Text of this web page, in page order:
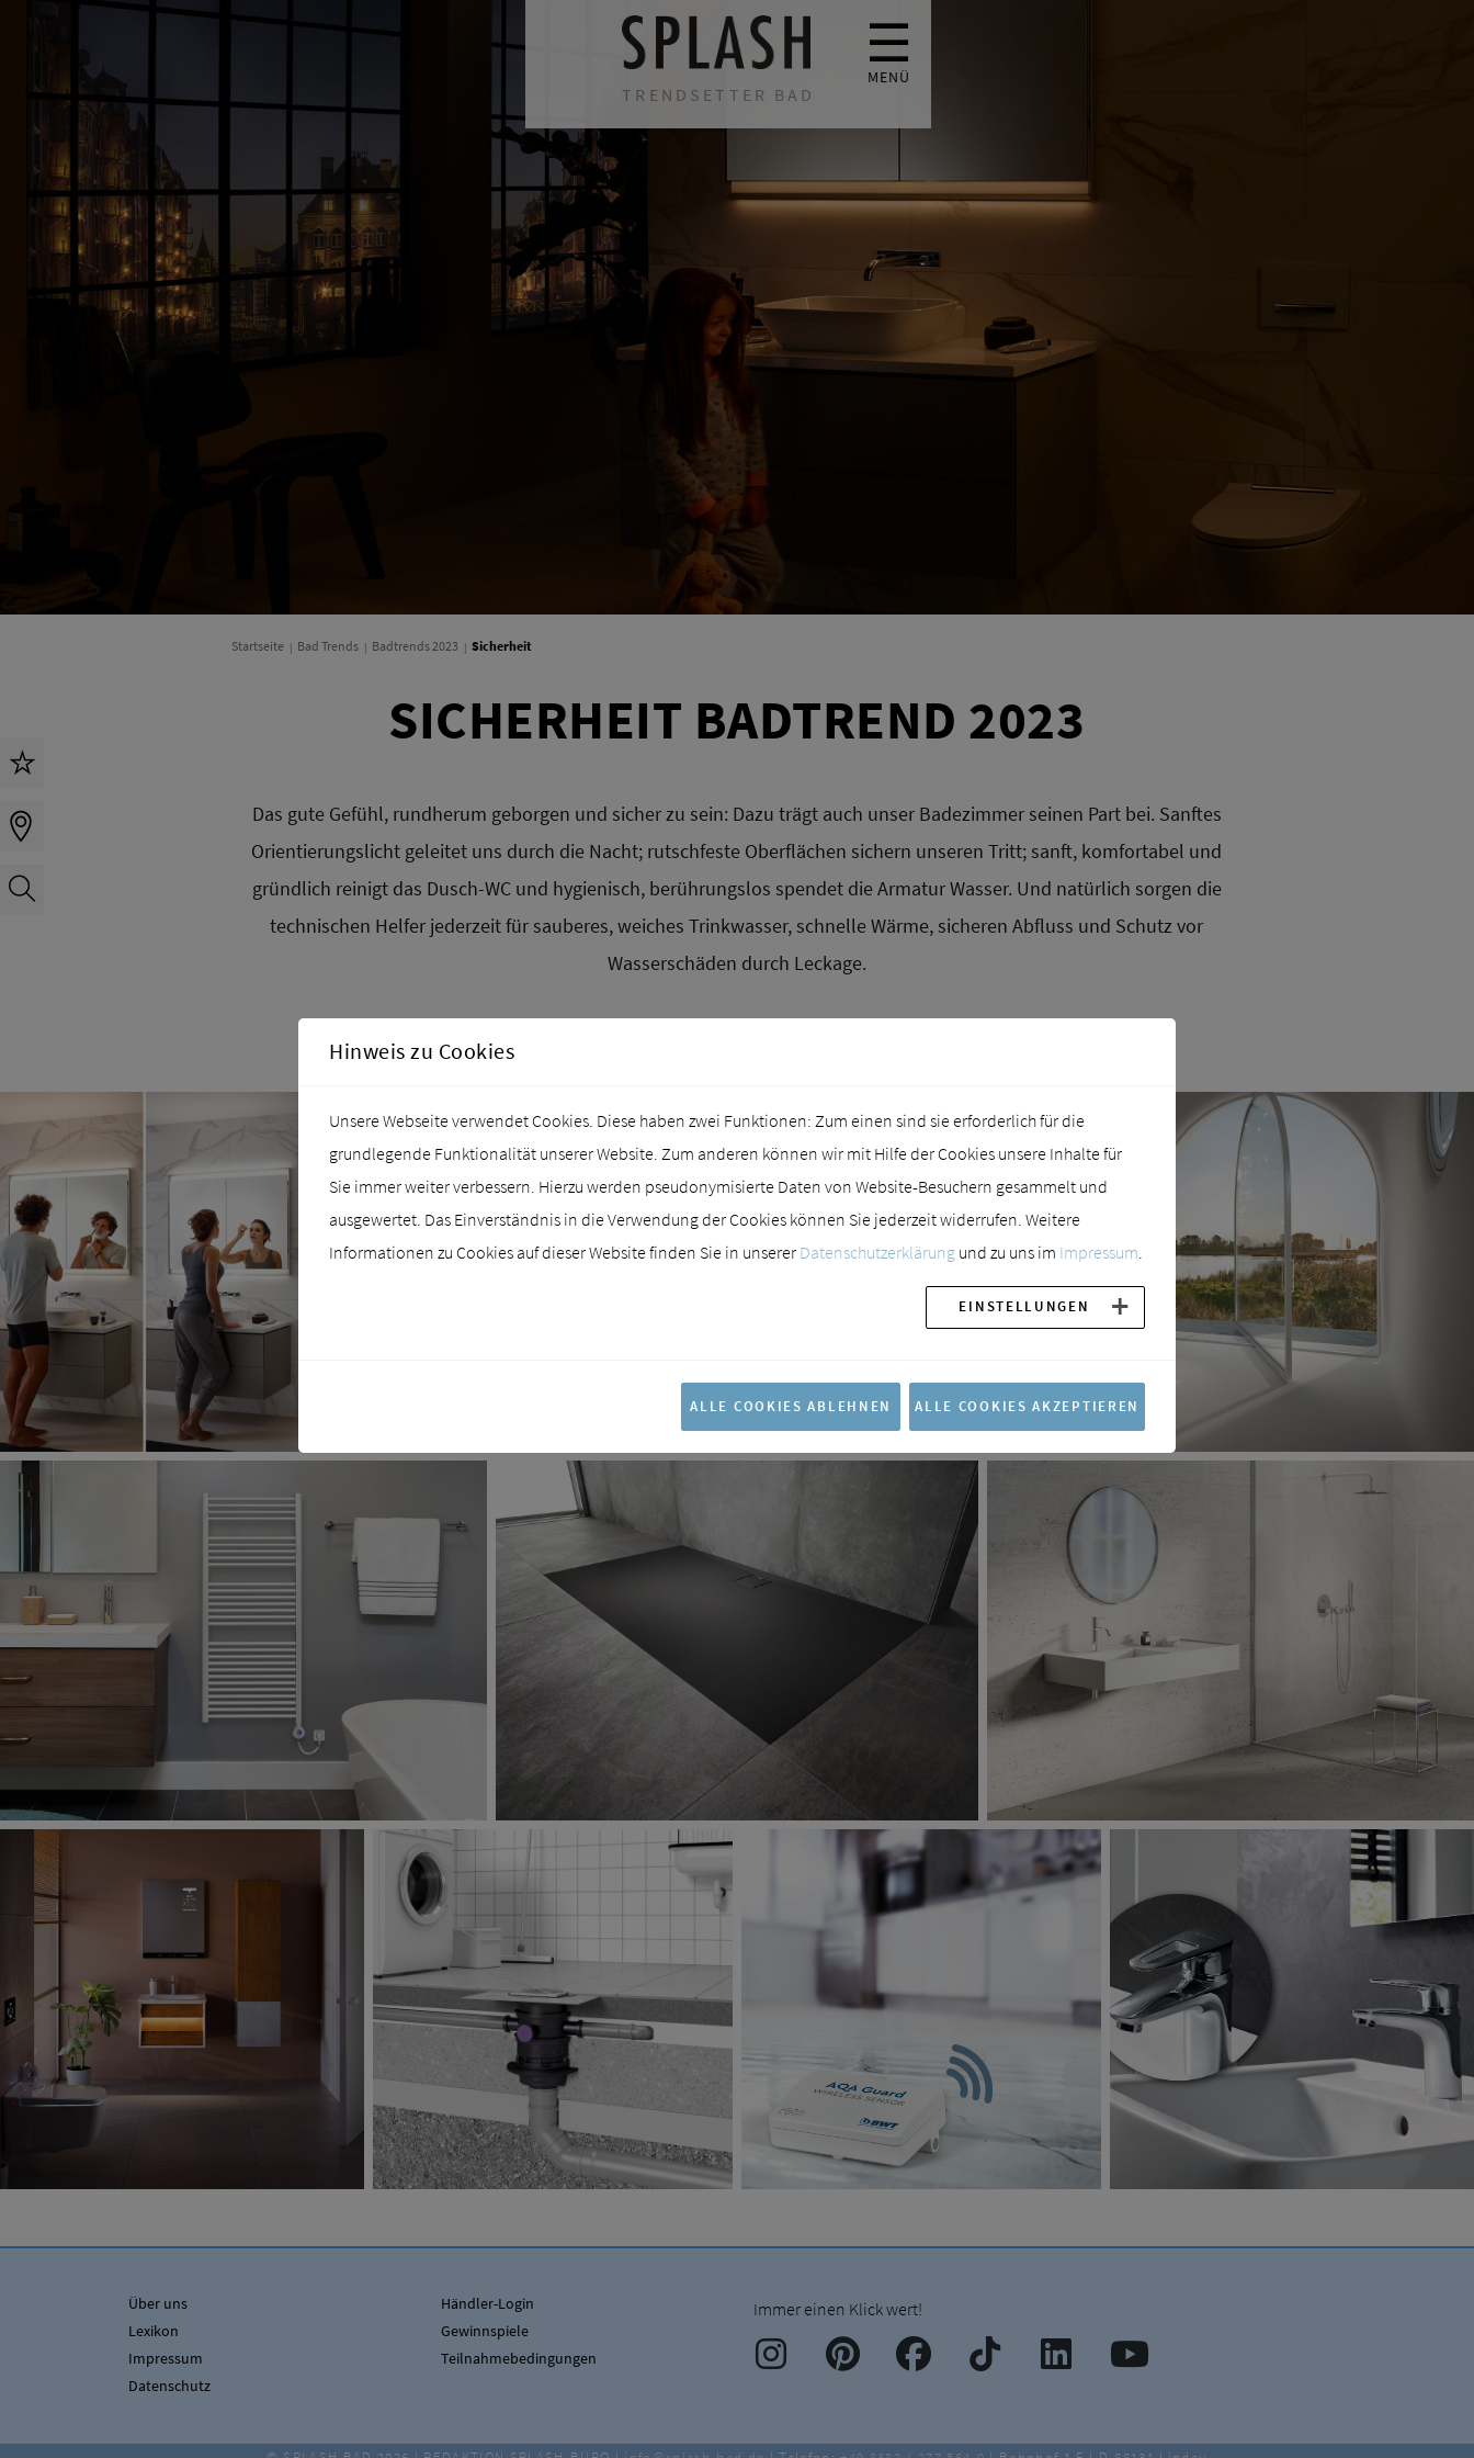
TRENDSETTER BAD
☰
MENÜ
Startseite Bad Trends Badtrends 2023 Sicherheit
SICHERHEIT BADTREND 2023
Das gute Gefühl, rundherum geborgen und sicher zu sein: Dazu trägt auch unser Badezimmer seinen Part bei. Sanftes
Orientierungslicht geleitet uns durch die Nacht; rutschfeste Oberflächen sichern unseren Tritt; sanft, komfortabel und
gründlich reinigt das Dusch-WC und hygienisch, berührungslos spendet die Armatur Wasser. Und natürlich sorgen die
technischen Helfer jederzeit für sauberes, weiches Trinkwasser, schnelle Wärme, sicheren Abfluss und Schutz vor
Wasserschäden durch Leckage.
Über uns
Lexikon
Impressum
Datenschutz
Händler-Login
Gewinnspiele
Teilnahmebedingungen
Immer einen Klick wert!
Hinweis zu Cookies
Unsere Webseite verwendet Cookies. Diese haben zwei Funktionen: Zum einen sind sie erforderlich für die
grundlegende Funktionalität unserer Website. Zum anderen können wir mit Hilfe der Cookies unsere Inhalte für
Sie immer weiter verbessern. Hierzu werden pseudonymisierte Daten von Website-Besuchern gesammelt und
ausgewertet. Das Einverständnis in die Verwendung der Cookies können Sie jederzeit widerrufen. Weitere
Informationen zu Cookies auf dieser Website finden Sie in unserer Datenschutzerklärung und zu uns im Impressum.
EINSTELLUNGEN
ALLE COOKIES ABLEHNEN ALLE COOKIES AKZEPTIEREN